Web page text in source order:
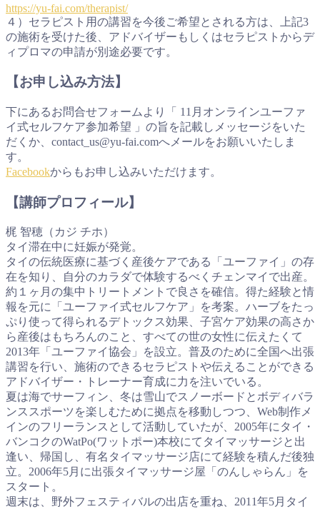
https://yu-fai.com/therapist/
４）セラピスト用の講習を今後ご希望とされる方は、上記3
の施術を受けた後、アドバイザーもしくはセラピストからデ
ィプロマの申請が別途必要です。
【お申し込み方法】
下にあるお問合せフォームより「 11月オンラインユーファ
イ式セルフケア参加希望 」の旨を記載しメッセージをいた
だくか、contact_us@yu-fai.comへメールをお願いいたしま
す。
Facebookからもお申し込みいただけます。
【講師プロフィール】
梶 智穂（カジ チホ）
タイ滞在中に妊娠が発覚。
タイの伝統医療に基づく産後ケアである「ユーファイ」の存
在を知り、自分のカラダで体験するべくチェンマイで出産。
約１ヶ月の集中トリートメントで良さを確信。得た経験と情
報を元に「ユーファイ式セルフケア」を考案。ハーブをたっ
ぷり使って得られるデトックス効果、子宮ケア効果の高さか
ら産後はもちろんのこと、すべての世の女性に伝えたくて
2013年「ユーファイ協会」を設立。普及のために全国へ出張
講習を行い、施術のできるセラピストや伝えることができる
アドバイザー・トレーナー育成に力を注いでいる。
夏は海でサーフィン、冬は雪山でスノーボードとボディバラ
ンススポーツを楽しむために拠点を移動しつつ、Web制作メ
インのフリーランスとして活動していたが、2005年にタイ・
バンコクのWatPo(ワットポー)本校にてタイマッサージと出
逢い、帰国し、有名タイマッサージ店にて経験を積んだ後独
立。2006年5月に出張タイマッサージ屋「のんしゃらん」を
スタート。
週末は、野外フェスティバルの出店を重ね、2011年5月タイ